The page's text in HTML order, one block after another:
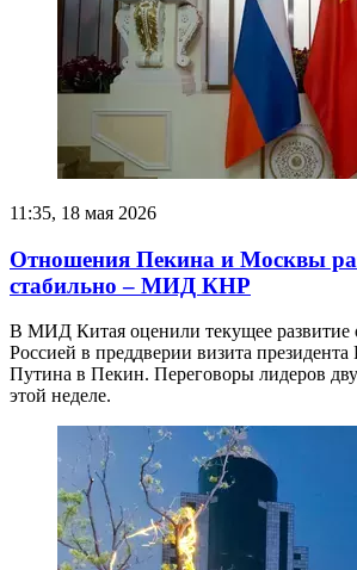
11:35, 18 мая 2026
Отношения Пекина и Москвы
стабильно – МИД КНР
В МИД Китая оценили текущее развитие
Россией в преддверии визита
Путина в Пекин. Переговоры лидеров
этой неделе.